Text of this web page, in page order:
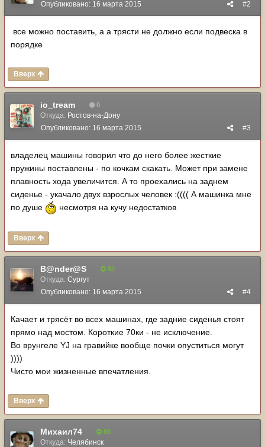
#2
Опубликовано: 16 марта 2015
все можно поставить, а а трясти не должно если подвеска в
порядке
Вверх
io_tream 0
Откуда: Ростов-на-Дону
#3
Опубликовано: 16 марта 2015
владелец машины говорил что до него более жесткие
пружины поставлены - по кочкам скакать. Может при замене
плавность хода увеличится. А то проехались на заднем
сиденье - укачало двух взрослых человек :(((( А машинка мне
по душе
несмотря на кучу недостатков
Вверх
B@nder@S 50
Откуда: Сургут
#4
Опубликовано: 16 марта 2015
Качает и трясёт во всех машинах, где задние сиденья стоят
прямо над мостом. Короткие 70ки - не исключение.
Во врунгеле YJ на гравийке вообще почки опуститься могут
))))
Чисто мои жизненные впечатления.
Вверх
Михаил74 88
Откуда: Челябинск